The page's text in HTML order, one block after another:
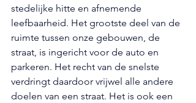
stedelijke hitte en afnemende
leefbaarheid. Het grootste deel van de
ruimte tussen onze gebouwen, de
straat, is ingericht voor de auto en
parkeren. Het recht van de snelste
verdringt daardoor vrijwel alle andere
doelen van een straat. Het is ook een